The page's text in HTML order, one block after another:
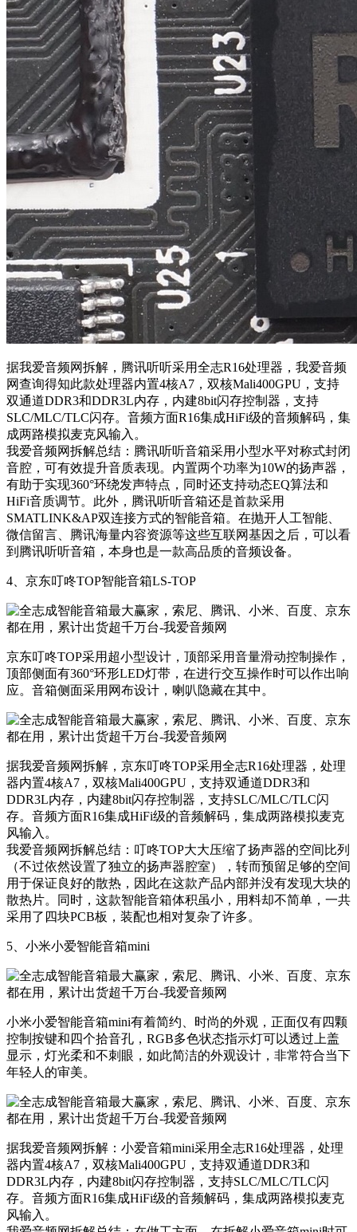
据我爱音频网拆解，腾讯听听采用全志R16处理器，我爱音频
网查询得知此款处理器内置4核A7，双核Mali400GPU，支持
双通道DDR3和DDR3L内存，内建8bit闪存控制器，支持
SLC/MLC/TLC闪存。音频方面R16集成HiFi级的音频解码，集
成两路模拟麦克风输入。
我爱音频网拆解总结：腾讯听听音箱采用小型水平对称式封闭
音腔，可有效提升音质表现。内置两个功率为10W的扬声器，
有助于实现360°环绕发声特点，同时还支持动态EQ算法和
HiFi音质调节。此外，腾讯听听音箱还是首款采用
SMATLINK&AP双连接方式的智能音箱。在抛开人工智能、
微信留言、腾讯海量内容资源等这些互联网基因之后，可以看
到腾讯听听音箱，本身也是一款高品质的音频设备。
4、京东叮咚TOP智能音箱LS-TOP
京东叮咚TOP采用超小型设计，顶部采用音量滑动控制操作，
顶部侧面有360°环形LED灯带，在进行交互操作时可以作出响
应。音箱侧面采用网布设计，喇叭隐藏在其中。
据我爱音频网拆解，京东叮咚TOP采用​全志R16处理器，处理
器内置4核A7，双核Mali400GPU，支持双通道DDR3和
DDR3L内存，内建8bit闪存控制器，支持SLC/MLC/TLC闪
存。音频方面R16集成HiFi级的音频解码，集成两路模拟麦克
风输入。
我爱音频网拆解总结：叮咚TOP大大压缩了扬声器的空间比列
（不过依然设置了独立的扬声器腔室），转而预留足够的空间
用于保证良好的散热，因此在这款产品内部并没有发现大块的
散热片。同时，这款智能音箱体积虽小，用料却不简单，一共
采用了四块PCB板，装配也相对复杂了许多。
5、小米小爱智能音箱mini
小米小爱智能音箱mini有着简约、时尚的外观，正面仅有四颗
控制按键和四个拾音孔，RGB多色状态指示灯可以透过上盖
显示，灯光柔和不刺眼，如此简洁的外观设计，非常符合当下
年轻人的审美。​
​据我爱音频网拆解：小爱音箱mini采用全志R16处理器，处理
器内置4核A7，双核Mali400GPU，支持双通道DDR3和
DDR3L内存，内建8bit闪存控制器，支持SLC/MLC/TLC闪
存。音频方面R16集成HiFi级的音频解码，集成两路模拟麦克
风输入。​